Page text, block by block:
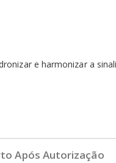
e harmonizar a
Após Autorização